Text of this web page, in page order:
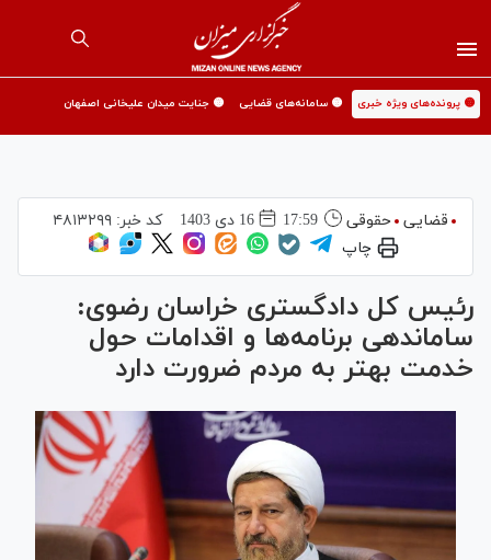
🟡 پرونده‌های ویژه خبری 🟡 سامانه‌های قضایی 🟡 جنایت میدان علیخانی اصفهان
قضایی حقوقی 17:59 16 دی 1403 کد خبر: ۴۸۱۳۲۹۹
چاپ
رئیس کل دادگستری خراسان رضوی:
ساماندهی برنامه‌ها و اقدامات حول
خدمت بهتر به مردم ضرورت دارد